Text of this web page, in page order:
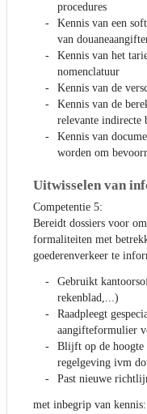
procedures
Kennis van een
van
Kennis van het
nomenclatuur
Kennis van de
Kennis van de
relevante indirecte
Kennis van
worden om
Uitwisselen van
Competentie 5:
Bereidt dossiers voor
formaliteiten met
goederenverkeer te
Gebruikt
rekenblad,...)
Raadpleegt
aangifteformulier
Blijft op de hoogte
regelgeving ivm
Past nieuwe
met inbegrip van kennis: